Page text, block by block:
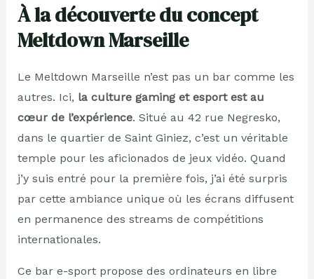
À la découverte du concept
Meltdown Marseille
Le Meltdown Marseille n’est pas un bar comme les
autres. Ici, la culture gaming et esport est au
cœur de l’expérience. Situé au 42 rue Negresko,
dans le quartier de Saint Giniez, c’est un véritable
temple pour les aficionados de jeux vidéo. Quand
j’y suis entré pour la première fois, j’ai été surpris
par cette ambiance unique où les écrans diffusent
en permanence des streams de compétitions
internationales.
Ce bar e-sport propose des ordinateurs en libre